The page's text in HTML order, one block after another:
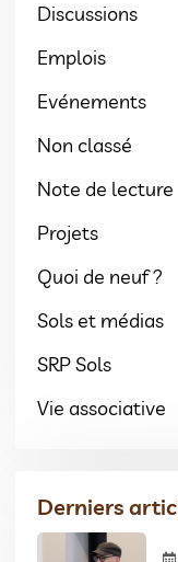
Discussions
Emplois
Evénements
Non classé
Note de lecture
Projets
Quoi de neuf ?
Sols et médias
SRP Sols
Vie associative
Derniers